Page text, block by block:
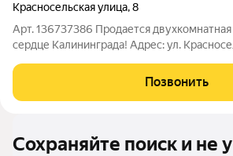
Красносельская улица,8
Арт. 136737386 Продается
сердце Калининграда! Адрес: ул.
расположенная в престижном
Калининграда, представляет собой
Позвонить
Сохраняйте поиск и не